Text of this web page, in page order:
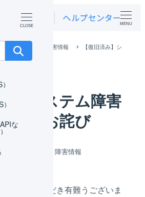
APIな
MENU
メンテナンス・障害情報
【復旧済み】シ
お詫び
】システム障害
告とお詫び
テゴリーメンテナンス・障害情報
ご利用いただき有難うございま